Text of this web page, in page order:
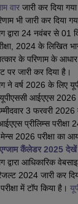
वारजारी कर दिया
भी जारी कर दिया
द्वारा 24 नवंबर से
2024 के
के परिणाम के
पर जारी कर दिया है।
ने वर्ष 2026 के लिए
यूपीएससी आईएएस
3 फरवरी
प्रीलिम्स परीक्षा
2026 परीक्षा का
एग्जाम कैंलेडर 2025 देखें
आधिकारिक
2024 जारी कर
में टॉप किया है।